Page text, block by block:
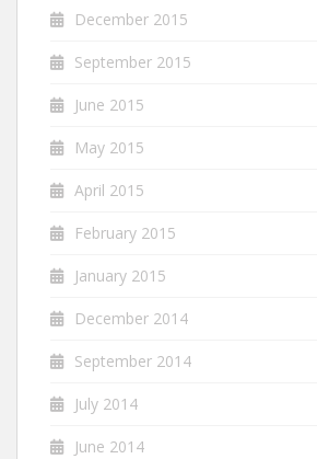
December 2015
September 2015
June 2015
May 2015
April 2015
February 2015
January 2015
December 2014
September 2014
July 2014
June 2014